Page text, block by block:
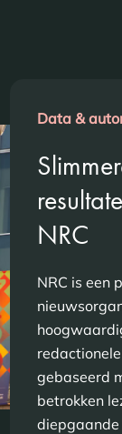
Data &
NRC
NRC is een
gebaseerd
betrokken